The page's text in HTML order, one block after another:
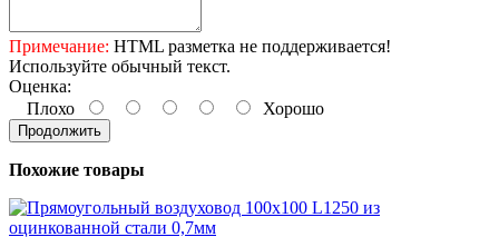
Примечание: HTML разметка не поддерживается!
Используйте обычный текст.
Оценка:
Плохо
Хорошо
Продолжить
Похожие товары